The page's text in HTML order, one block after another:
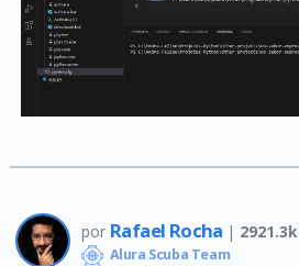
por Rafael Rocha | 2921.3k
Alura Scuba Team